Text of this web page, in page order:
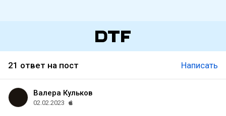
21 ответ на пост Написать
Валера Кульков
02.02.2023